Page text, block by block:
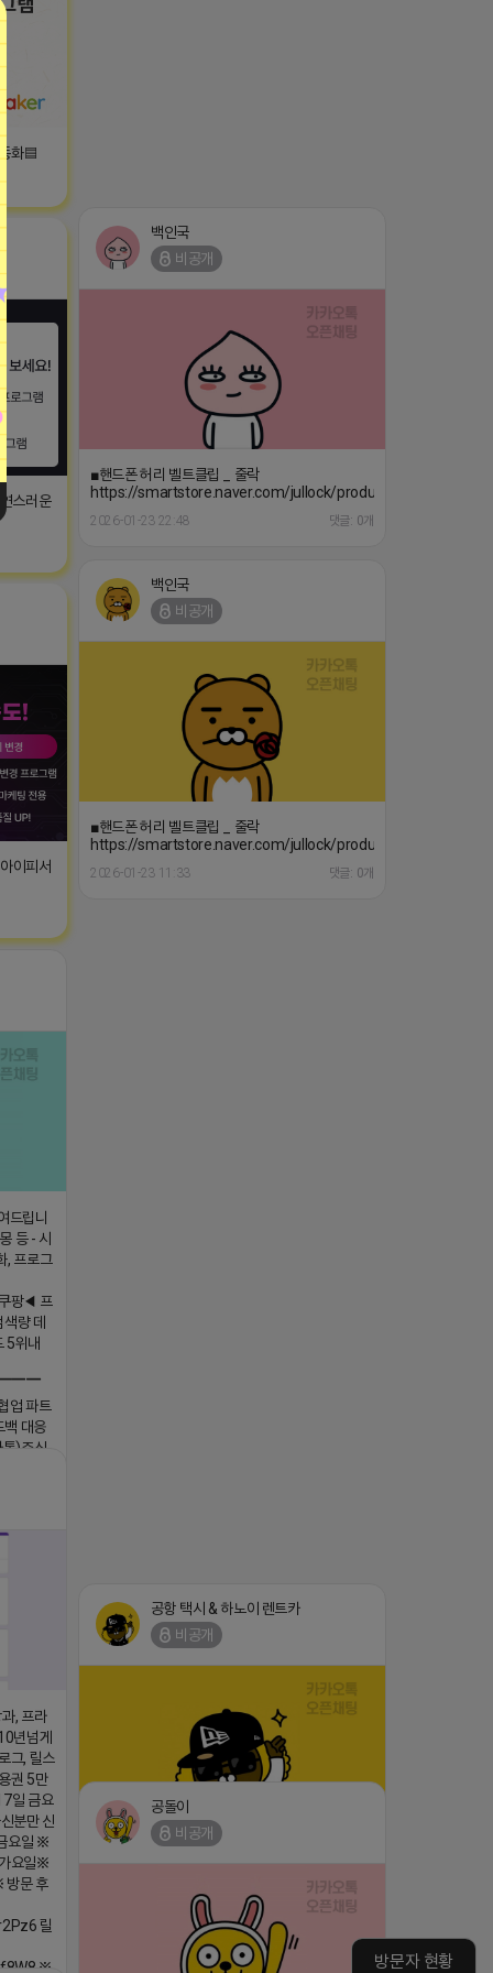
화▤
백인국
비공개
■핸드폰 허리 벨트클립 _ 줄락
https://smartstore.naver.com/jullock/products/9086955911
2026-01-23 22:48 댓글: 0개
스러운
백인국
비공개
■핸드폰 허리 벨트클립 _ 줄락
https://smartstore.naver.com/jullock/products/9086955911
2026-01-23 11:33 댓글: 0개
이피서
드립니
등 - 시
, 프로그
◀ 프
량 데
5위내
업 파트
백 대응
주식
, 프라
년넘게
그, 릴스
권 5만
일 금요
분만 신
요일 ※
요일※
문 후
릴
※
공항 택시 & 하노이 렌트카
비공개
(star) 안녕하십니까 (star)
댓글:20개
공돌이
비공개
방문자 현황